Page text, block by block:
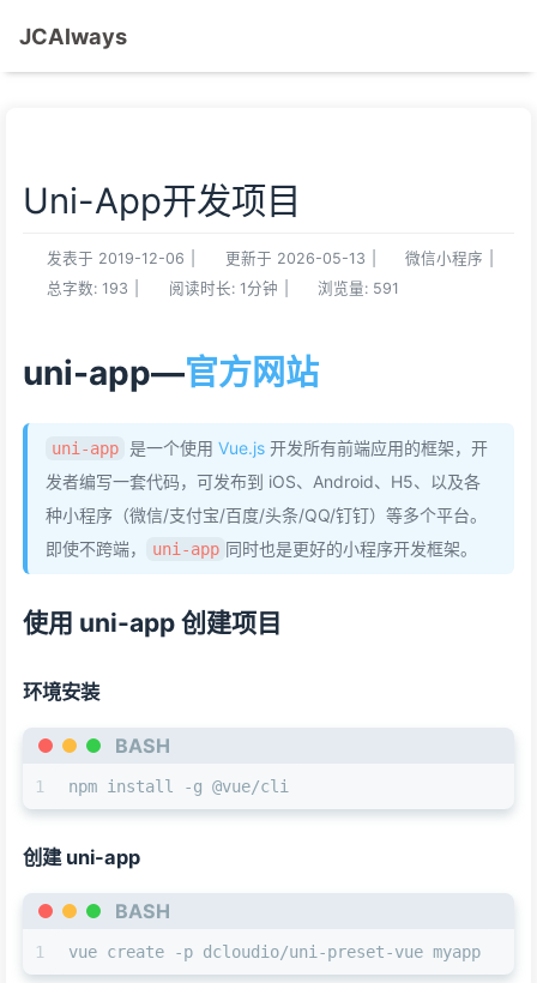
JCAlways
Uni-App开发项目
发表于 2019-12-06 更新于 2026-05-13 微信小程序
总字数: 193 阅读时长: 1分钟 浏览量: 591
uni-app—官方网站
uni-app 是一个使用 Vue.js 开发所有前端应用的框架，开
发者编写一套代码，可发布到 iOS、Android、H5、以及各
种小程序（微信/支付宝/百度/头条/QQ/钉钉）等多个平台。
即使不跨端，
uni-app 同时也是更好的小程序开发框架。
使用 uni-app 创建项目
环境安装
BASH
1 npm install -g @vue/cli
创建 uni-app
BASH
1 vue create -p dcloudio/uni-preset-vue myapp